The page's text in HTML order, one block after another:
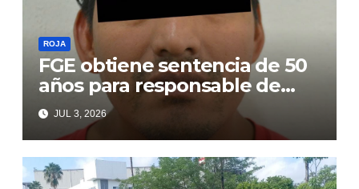
ROJA
FGE obtiene sentencia de 50
años para responsable de
secuestro agravado
JUL 3, 2026